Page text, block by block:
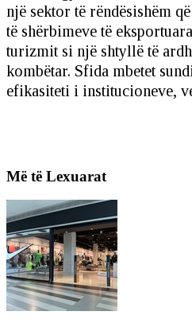
një sektor të rëndësishëm
të shërbimeve të
turizmit si një shtyllë të
kombëtar. Sfida mbetet
efikasiteti i institucioneve,
Më të Lexuarat